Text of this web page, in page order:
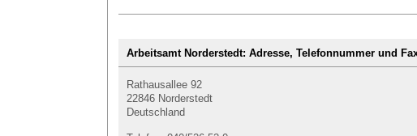
Arbeitsamt Norderstedt: Adresse, Telefonnummer und
Rathausallee 92
22846 Norderstedt
Deutschland